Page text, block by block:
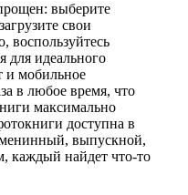
выберите
свои
воспользуйтесь
для идеального
и мобильное
в любое время, что
максимально
доступна в
выпускной,
каждый найдет что-то